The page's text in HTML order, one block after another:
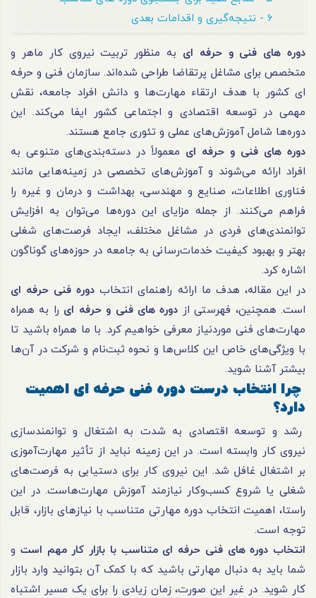
دوره های فنی و حرفه ای به منظور تربیت نیروی کار ماهر و
متخصص برای مشاغل پرتقاضا طراحی شده‌اند. سازمان فنی و حرفه
ای کشور با هدف ارتقاء مهارت‌ها و دانش افراد جامعه، نقش
مهمی در توسعه اقتصادی و اجتماعی کشور ایفا می‌کند. این
دوره‌ها شامل آموزش‌های عملی و تئوری جامع هستند.
دوره های فنی و حرفه ای معمولاً در دسته‌بندی‌های متنوعی به
افراد ارائه می‌شوند و آموزش‌های تخصصی در زمینه‌هایی مانند
فناوری اطلاعات، صنایع و مهندسی، بهداشت و درمان و غیره را
فراهم می‌کنند. از جمله مزایای این دوره‌ها می‌توان به افزایش
توانمندی‌های فردی در مشاغل مختلف، ایجاد فرصت‌های شغلی
بهتر و بهبود کیفیت خدمات‌رسانی به جامعه در حوزه‌های گوناگون
اشاره کرد.
در این مقاله، هدف ما ارائه راهنمای انتخاب دوره فنی حرفه ای
است. همچنین، فهرستی از دوره های فنی و حرفه ای را به همراه
مهارت‌های فنی موردنیاز معرفی خواهیم کرد. با ما همراه باشید تا
با ویژگی‌های خاص این کلاس‌ها و نحوه ثبت‌نام و شرکت در آن‌ها
بیشتر آشنا شوید.
چرا انتخاب درست دوره فنی حرفه ای اهمیت
دارد؟
رشد و توسعه اقتصادی به شدت به اشتغال و توانمندسازی
نیروی کار وابسته است. در این زمینه نباید از تأثیر مهارت‌آموزی
بر اشتغال غافل شد. این نیروی کار برای دستیابی به فرصت‌های
شغلی یا شروع کسب‌وکار نیازمند آموزش مهارت‌هاست. در این
راستا، اهمیت انتخاب دوره مهارتی متناسب با نیازهای بازار، قابل
توجه است.
انتخاب دوره های فنی حرفه ای متناسب با بازار کار مهم است و
شما باید به دنبال مهارتی باشید که با کمک آن بتوانید وارد بازار
کار شوید. در غیر این صورت، زمان زیادی را برای یک مسیر اشتباه